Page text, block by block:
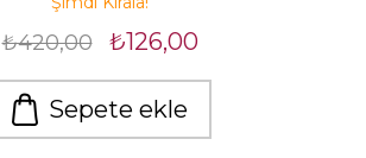
₺420,00 ₺126,00
Sepete ekle